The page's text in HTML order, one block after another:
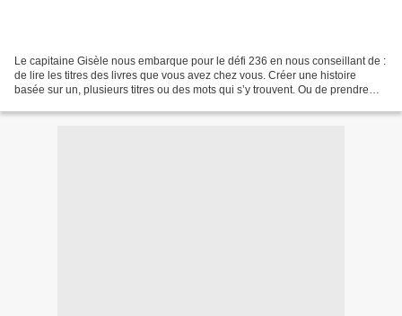
Le capitaine Gisèle nous embarque pour le défi 236 en nous conseillant de :
de lire les titres des livres que vous avez chez vous. Créer une histoire
basée sur un, plusieurs titres ou des mots qui s’y trouvent. Ou de prendre